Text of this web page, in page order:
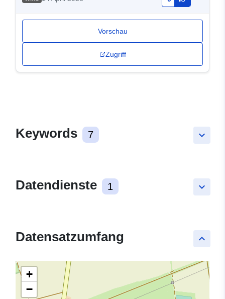
Vorschau
Zugriff
keyboard_arrow_down
Keywords 7
keyboard_arrow_down
Datendienste 1
keyboard_arrow_up
Datensatzumfang
+
−